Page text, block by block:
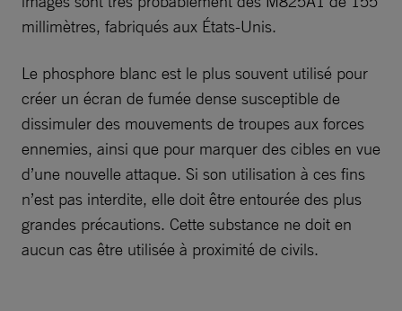
millimètres, fabriqués aux États-Unis.
Le phosphore blanc est le plus souvent utilisé pour
créer un écran de fumée dense susceptible de
dissimuler des mouvements de troupes aux forces
ennemies, ainsi que pour marquer des cibles en vue
d’une nouvelle attaque. Si son utilisation à ces fins
n’est pas interdite, elle doit être entourée des plus
grandes précautions. Cette substance ne doit en
aucun cas être utilisée à proximité de civils.